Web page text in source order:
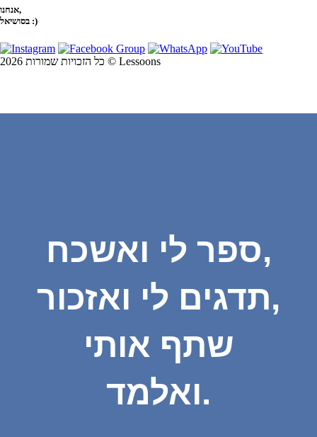
אנחנו,
בסושיאל :)
כל הזכויות שמורות 2026 © Lessoons
ספר לי ואשכח,
תדגים לי ואזכור,
שתף אותי
ואלמד.